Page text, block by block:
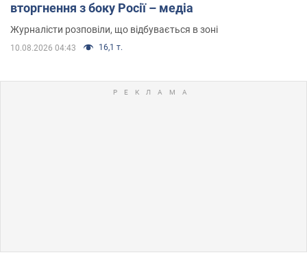
вторгнення з боку Росії – медіа
Журналісти розповіли, що відбувається в зоні
10.08.2026 04:43 16,1 т.